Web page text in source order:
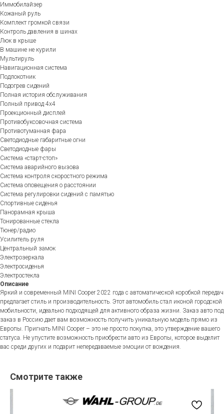
Иммобилайзер
Кожаный руль
Комплект громкой связи
Контроль давления в шинах
Люк в крыше
В машине не курили
Мультируль
Навигационная система
Подлокотник
Подогрев сидений
Полная история обслуживания
Полный привод 4х4
Проекционный дисплей
Противобуксовочная система
Противотуманная фара
Светодиодные габаритные огни
Светодиодные фары
Система «старт-стоп»
Система аварийного вызова
Система контроля скоростного режима
Система оповещения о расстоянии
Система регулировки сидений с памятью
Спортивные сиденья
Панорамная крыша
Тонированные стекла
Тюнер/радио
Усилитель руля
Центральный замок
Электрозеркала
Электросиденья
Электростекла
Описание
Яркий и современный MINI Cooper 2022 года с автоматической коробкой передач
предлагает стиль и производительность. Этот автомобиль стал иконой городской
мобильности, идеально подходящей для активного образа жизни. Заказ авто под
заказ в Россию дает вам возможность получить уникальную модель прямо из
Европы. Пригнать MINI Cooper – это не просто покупка, это утверждение вашего
статуса. Не упустите возможность приобрести авто из Европы, которое выделит
вас среди других и подарит непередаваемые эмоции от вождения.
Смотрите также